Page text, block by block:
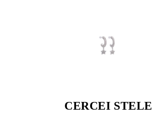
CERCEI STELE